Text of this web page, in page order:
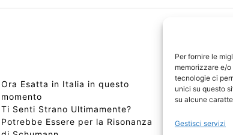
Per fornire le
memorizzare e/
tecnologie ci
unici su questo
su alcune
Gestisci servizi
Ora Esatta in Italia in questo
momento
Ti Senti Strano Ultimamente?
Potrebbe Essere per la Risonanza
Copyright
Edizioni
📰